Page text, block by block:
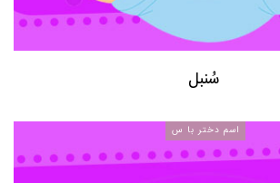
سُنبل
اسم دختر با س